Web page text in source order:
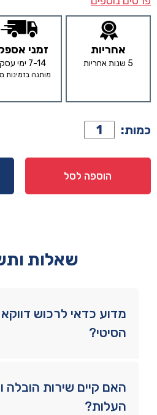
אחריות
5 שנות אחריות
זמני
7-14 ימי עסקים
מותנה בזמינות
כמות: כמות
של
קומודה
ומראה
הוספה לסל
שאלות
מדוע כדאי לרכוש
הסיטי?
האם קיים שירות
העלות?